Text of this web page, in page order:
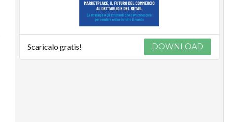
Scaricalo gratis! DOWNLOAD